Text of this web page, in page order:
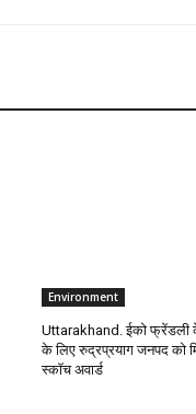
Environment
Uttarakhand. ईको फ्रेंडली
के लिए रुद्रप्रयाग जनपद को
स्कॉच अवार्ड